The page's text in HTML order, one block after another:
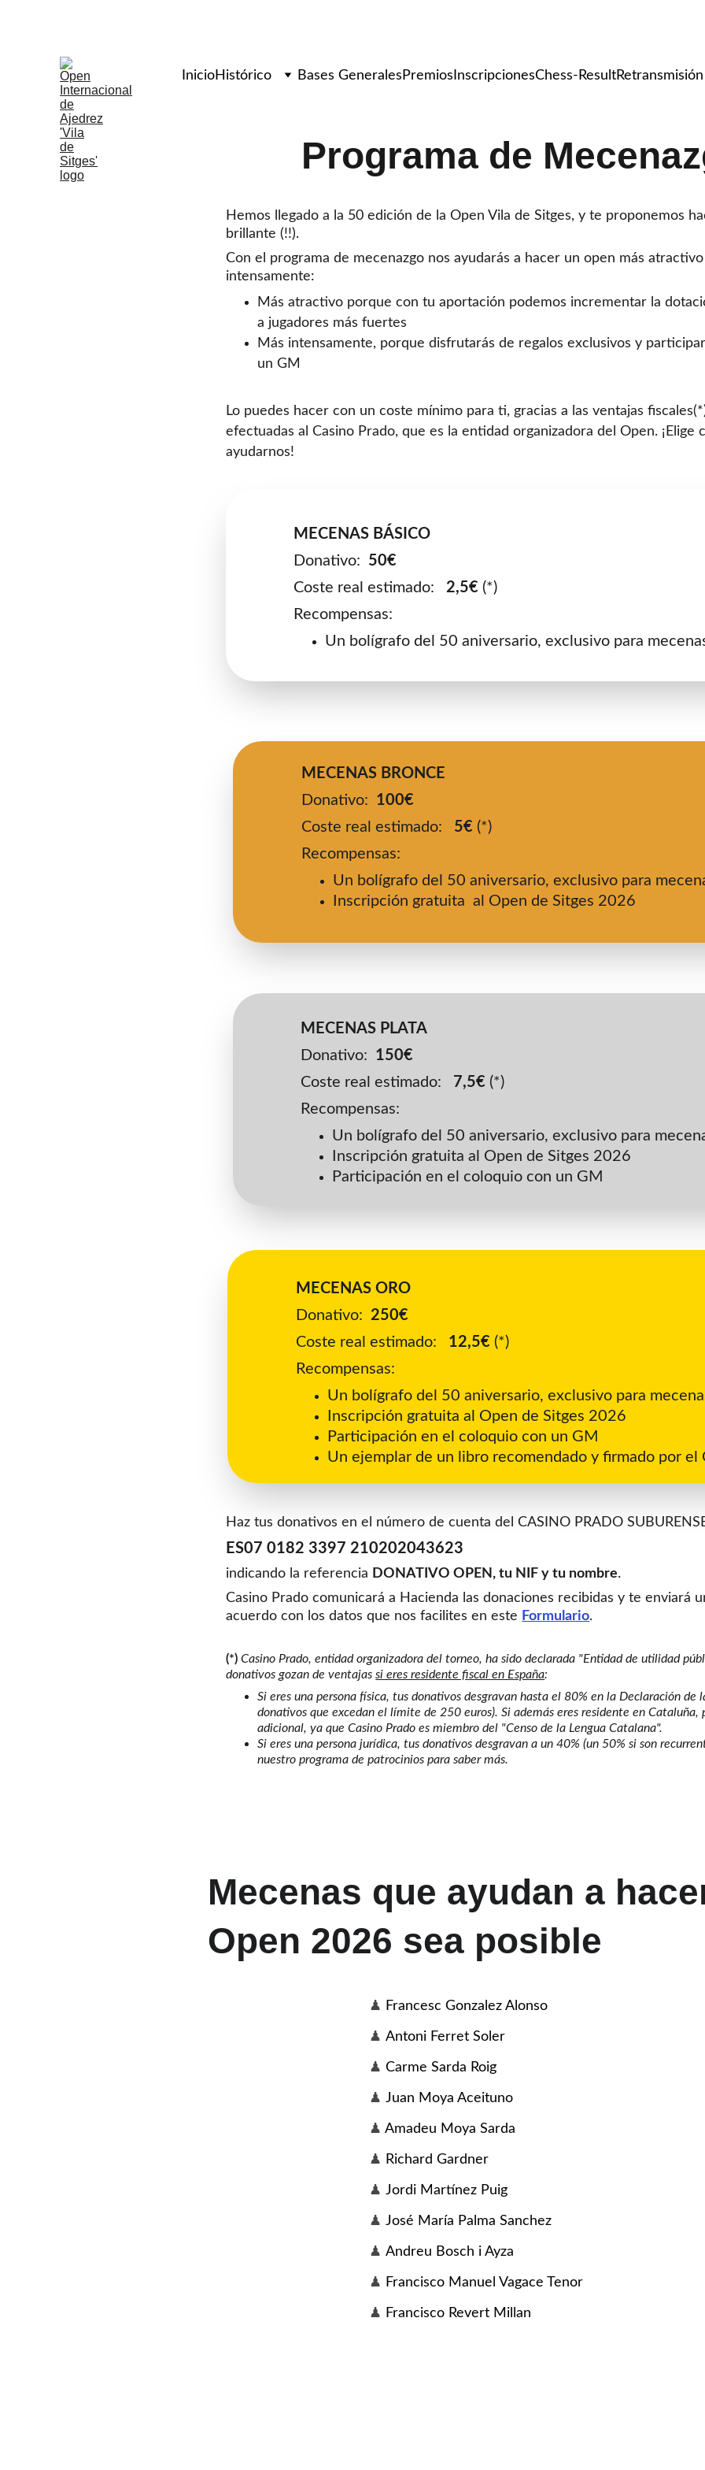
InicioHistórico Bases Generales Premios InscripcionesChess-ResultRetransmisión
Programa de
Hemos llegado a la 50 edición de la Open Vila de Sitges, y te proponemos
brillante (!!).
Con el programa de mecenazgo nos ayudarás a hacer un open más
intensamente:
Más atractivo porque con tu aportación podemos incrementar la
a jugadores más fuertes
Más intensamente, porque disfrutarás de regalos exclusivos y
un GM
Lo puedes hacer con un coste mínimo para ti, gracias a las ventajas
efectuadas al Casino Prado, que es la entidad organizadora del Open. ¡Elige
ayudarnos!
Haz tus donativos en el número de cuenta del CASINO PRADO
ES07 0182 3397 210202043623
indicando la referencia DONATIVO OPEN, tu NIF y tu nombre.
Casino Prado comunicará a Hacienda las donaciones recibidas y te enviará
acuerdo con los datos que nos facilites en este Formulario.
(*) Casino Prado, entidad organizadora del torneo, ha sido declarada "Entidad de utilidad
donativos gozan de ventajas si eres residente fiscal en España:
Si eres una persona física, tus donativos desgravan hasta el 80% en la Declaración de
donativos que excedan el límite de 250 euros). Si además eres residente en Cataluña,
adicional, ya que Casino Prado es miembro del "Censo de la Lengua Catalana".
Si eres una persona jurídica, tus donativos desgravan a un 40% (un 50% si son
nuestro programa de patrocinios para saber más.
MECENAS BRONCE
Donativo: 100€
Coste real estimado: 5€ (*)
Recompensas:
Un bolígrafo del 50 aniversario, exclusivo para
Inscripción gratuita  al Open de Sitges 2026
MECENAS PLATA
Donativo: 150€
Coste real estimado:
7,5€ (*)
Recompensas:
Un bolígrafo del 50 aniversario, exclusivo para
Inscripción gratuita al Open de Sitges 2026
Participación en el coloquio con un GM
MECENAS ORO
Donativo: 250€
Coste real estimado: 12,5€ (*)
Recompensas:
Un bolígrafo del 50 aniversario, exclusivo para
Inscripción gratuita al Open de Sitges 2026
Participación en el coloquio con un GM
Un ejemplar de un libro recomendado y firmado por el
MECENAS BÁSICO
Donativo: 50€
Coste real estimado: 2,5€ (*)
Recompensas:
Un bolígrafo del 50 aniversario, exclusivo para
Mecenas que ayudan a
Open 2026 sea posible
♟ Francesc Gonzalez Alonso
♟ Antoni Ferret Soler
♟ Carme Sarda Roig
♟ Juan Moya Aceituno
♟ Amadeu Moya Sarda
♟ Richard Gardner
♟ Jordi Martínez Puig
♟ José María Palma Sanchez
♟ Andreu Bosch i Ayza
♟ Francisco Manuel Vagace Tenor
♟ Francisco Revert Millan